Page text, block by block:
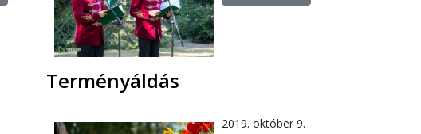
Terményáldás
2019. október 9.